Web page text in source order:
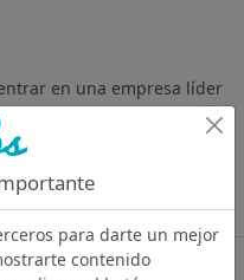
en una empresa líder
y servicio de café?
para nuestro
as de producción. Te
Oferta desactivada
para darte un mejor
contenido